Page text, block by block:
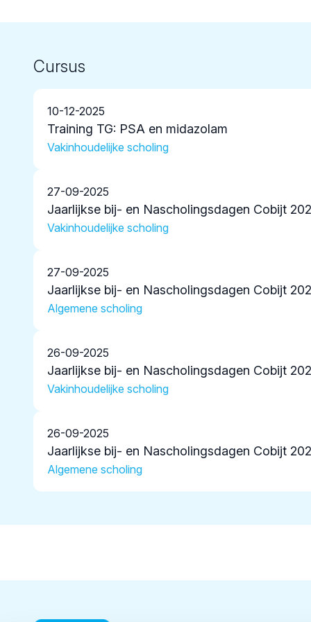
Cursus
10-12-2025
Training TG: PSA en midazolam
Vakinhoudelijke scholing
27-09-2025
Jaarlijkse bij- en Nascholingsdagen Cobijt
Vakinhoudelijke scholing
27-09-2025
Jaarlijkse bij- en Nascholingsdagen Cobijt
Algemene scholing
26-09-2025
Jaarlijkse bij- en Nascholingsdagen Cobijt
Vakinhoudelijke scholing
26-09-2025
Jaarlijkse bij- en Nascholingsdagen Cobijt
Algemene scholing